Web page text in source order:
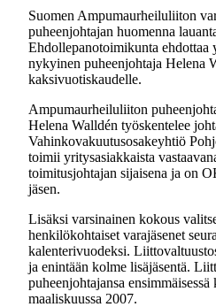
Suomen Ampumaurheiluliiton
puheenjohtajan huomenna
Ehdollepanotoimikunta ehdottaa
nykyinen puheenjohtaja Helena
kaksivuotiskaudelle.
Ampumaurheiluliiton
Helena Walldén työskentelee
Vahinkovakuutusosakeyhtiö
toimii yritysasiakkaista
toimitusjohtajan sijaisena ja on
jäsen.
Lisäksi varsinainen kokous
henkilökohtaiset varajäsenet
kalenterivuodeksi.
ja enintään kolme lisäjäsentä.
puheenjohtajansa ensimmäisessä
maaliskuussa 2007.